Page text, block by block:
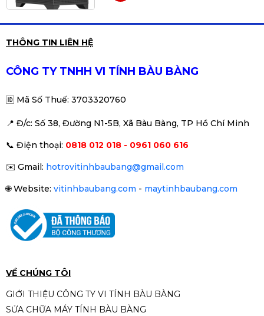
✔ Hỗ trợ VGA dài tới 420mm
890.000đ 1.090.000đ
Black EN44953 (MATX, Trắng/
690.000đ 890.000đ
VỎ CASE XIGMATEK PANO M
NANO 3GF EN45523 (MATX, 3
THÔNG TIN LIÊN HỆ
CÔNG TY TNHH VI TÍNH BÀU BÀNG
🆔 Mã Số Thuế: 3703320760
📍 Đ/c: Số 38, Đường N1-5B, Xã Bàu Bàng, TP Hồ Chí Minh
📞 Điện thoại: 0818 012 018 - 0961 060 616
✉️ Gmail: hotrovitinhbaubang@gmail.com
🌐Website: vitinhbaubang.com - maytinhbaubang.com
VỀ CHÚNG TÔI
GIỚI THIỆU CÔNG TY VI TÍNH BÀU BÀNG
SỬA CHỮA MÁY TÍNH BÀU BÀNG